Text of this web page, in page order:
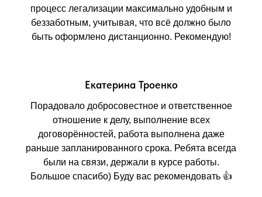
процесс легализации максимально удобным и
беззаботным, учитывая, что всё должно было
быть оформлено дистанционно. Рекомендую!
Екатерина Троенко
Порадовало добросовестное и ответственное
отношение к делу, выполнение всех
договорённостей, работа выполнена даже
раньше запланированного срока. Ребята всегда
были на связи, держали в курсе работы.
Большое спасибо) Буду вас рекомендовать 👍